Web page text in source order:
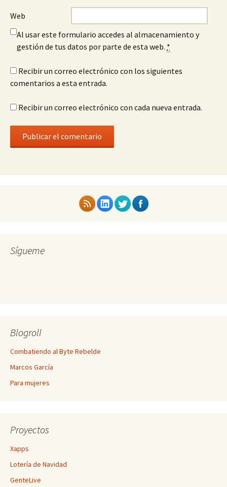
Web
Al usar este formulario accedes al almacenamiento y
gestión de tus datos por parte de esta web. *
Recibir un correo electrónico con los siguientes
comentarios a esta entrada.
Recibir un correo electrónico con cada nueva entrada.
Sígueme
Blogroll
Combatiendo al Byte Rebelde
Marcos García
Para mujeres
Proyectos
Xapps
Lotería de Navidad
GenteLive